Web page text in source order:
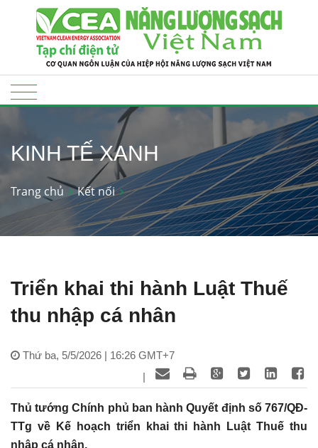
KINH TẾ XANH
Trang chủ Kết nối
Triển khai thi hành Luật Thuế
thu nhập cá nhân
Thứ ba, 5/5/2026 | 16:26 GMT+7
|
Thủ tướng Chính phủ ban hành Quyết định số 767/QĐ-
TTg về Kế hoạch triển khai thi hành Luật Thuế thu
nhập cá nhân.